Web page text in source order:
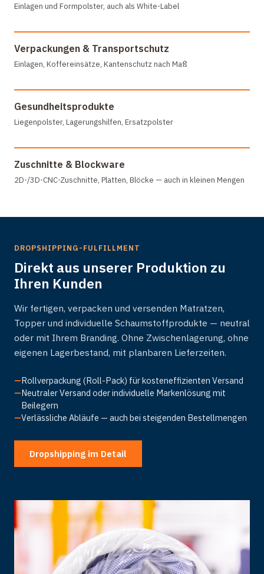
Einlagen und Formpolster, auch als White-Label
Verpackungen & Transportschutz
Einlagen, Koffereinsätze, Kantenschutz nach Maß
Gesundheitsprodukte
Liegenpolster, Lagerungshilfen, Ersatzpolster
Zuschnitte & Blockware
2D-/3D-CNC-Zuschnitte, Platten, Blöcke — auch in kleinen Mengen
DROPSHIPPING-FULFILLMENT
Direkt aus unserer Produktion zu
Ihren Kunden
Wir fertigen, verpacken und versenden Matratzen,
Topper und individuelle Schaumstoffprodukte — neutral
oder mit Ihrem Branding. Ohne Zwischenlagerung, ohne
eigenen Lagerbestand, mit planbaren Lieferzeiten.
—Rollverpackung (Roll-Pack) für kosteneffizienten Versand
—Neutraler Versand oder individuelle Markenlösung mit
Beilegern
—Verlässliche Abläufe — auch bei steigenden Bestellmengen
Dropshipping im Detail